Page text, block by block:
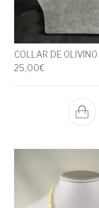
COLLAR DE OLIVINO
25,00€